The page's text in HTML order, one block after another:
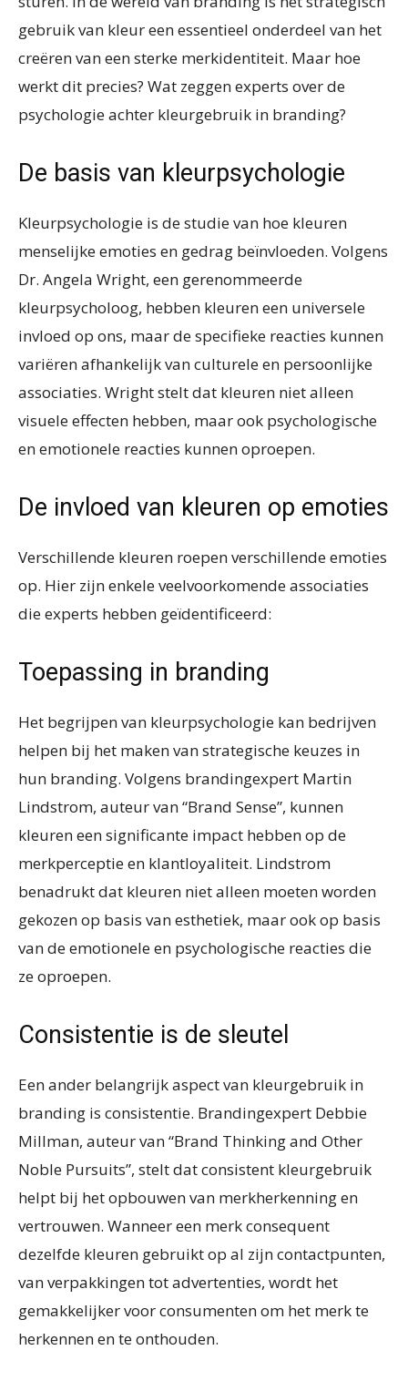
gebruik van kleur een essentieel onderdeel van het
creëren van een sterke merkidentiteit. Maar hoe
werkt dit precies? Wat zeggen experts over de
psychologie achter kleurgebruik in branding?
De basis van kleurpsychologie
Kleurpsychologie is de studie van hoe kleuren
menselijke emoties en gedrag beïnvloeden. Volgens
Dr. Angela Wright, een gerenommeerde
kleurpsycholoog, hebben kleuren een universele
invloed op ons, maar de specifieke reacties kunnen
variëren afhankelijk van culturele en persoonlijke
associaties. Wright stelt dat kleuren niet alleen
visuele effecten hebben, maar ook psychologische
en emotionele reacties kunnen oproepen.
De invloed van kleuren op emoties
Verschillende kleuren roepen verschillende emoties
op. Hier zijn enkele veelvoorkomende associaties
die experts hebben geïdentificeerd:
Toepassing in branding
Het begrijpen van kleurpsychologie kan bedrijven
helpen bij het maken van strategische keuzes in
hun branding. Volgens brandingexpert Martin
Lindstrom, auteur van “Brand Sense”, kunnen
kleuren een significante impact hebben op de
merkperceptie en klantloyaliteit. Lindstrom
benadrukt dat kleuren niet alleen moeten worden
gekozen op basis van esthetiek, maar ook op basis
van de emotionele en psychologische reacties die
ze oproepen.
Consistentie is de sleutel
Een ander belangrijk aspect van kleurgebruik in
branding is consistentie. Brandingexpert Debbie
Millman, auteur van “Brand Thinking and Other
Noble Pursuits”, stelt dat consistent kleurgebruik
helpt bij het opbouwen van merkherkenning en
vertrouwen. Wanneer een merk consequent
dezelfde kleuren gebruikt op al zijn contactpunten,
van verpakkingen tot advertenties, wordt het
gemakkelijker voor consumenten om het merk te
herkennen en te onthouden.